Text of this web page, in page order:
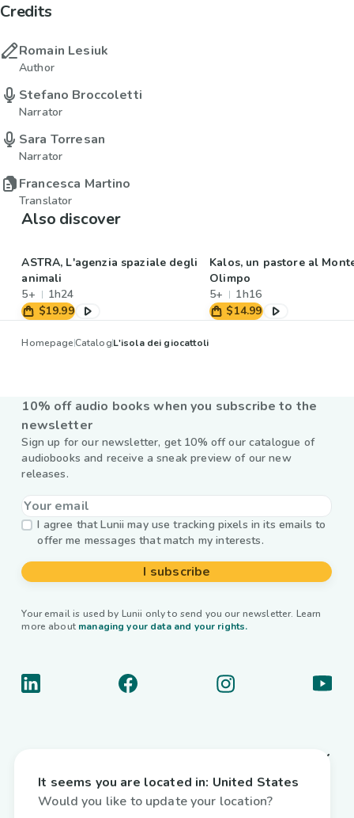
Credits
Romain Lesiuk
Author
Stefano Broccoletti
Narrator
Sara Torresan
Narrator
Francesca Martino
Translator
Also discover
ASTRA, L'agenzia spaziale degli
animali
5+
1h24
$19.99
Kalos, un pastore al
Olimpo
5+
1h16
$14.99
HomepageCatalogL'isola dei giocattoli
10% off audio books when you subscribe to the
newsletter
Sign up for our newsletter, get 10% off our catalogue of
audiobooks and receive a sneak preview of our new
releases.
I agree that Lunii may use tracking pixels in its emails to
offer me messages that match my interests.
I subscribe
Your email is used by Lunii only to send you our newsletter. Learn
more about managing your data and your rights.
Useful links
It seems you are located in: United States
Would you like to update your location?